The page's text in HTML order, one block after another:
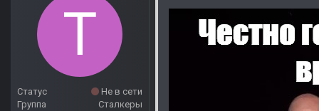
Статус
Не в сети
Группа
Сталкеры